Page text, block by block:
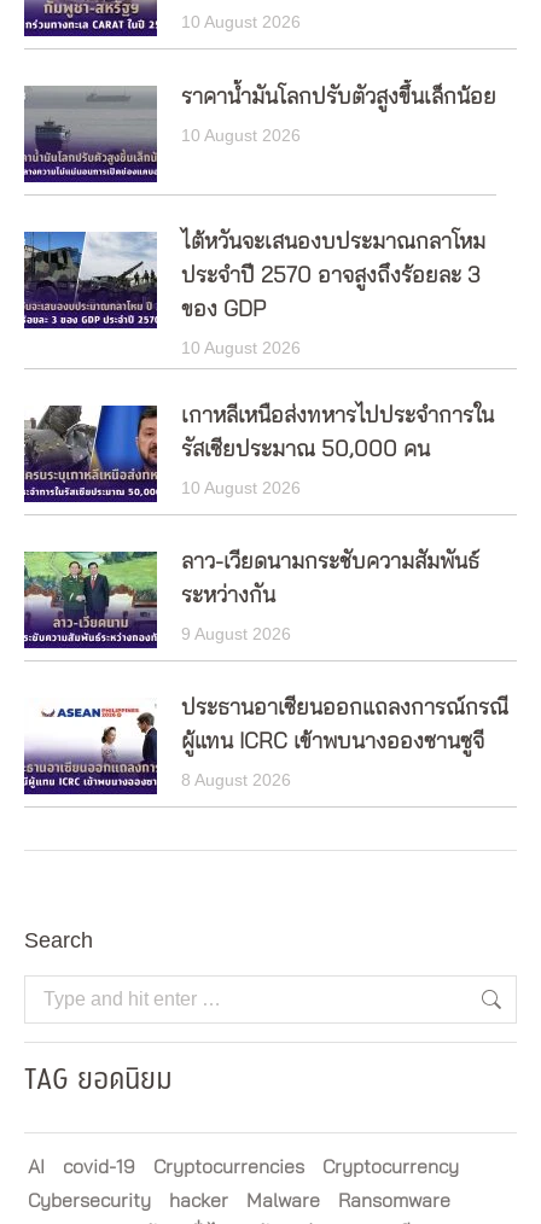
10 August 2026
ราคาน้ำมันโลกปรับตัวสูงขึ้นเล็กน้อย
10 August 2026
ไต้หวันจะเสนองบประมาณกลาโหม
ประจำปี 2570 อาจสูงถึงร้อยละ 3
ของ GDP
10 August 2026
เกาหลีเหนือส่งทหารไปประจำการใน
รัสเซียประมาณ 50,000 คน
10 August 2026
ลาว-เวียดนามกระชับความสัมพันธ์
ระหว่างกัน
9 August 2026
ประธานอาเซียนออกแถลงการณ์กรณี
ผู้แทน ICRC เข้าพบนางอองซานซูจี
8 August 2026
Search
Search:
TAG ยอดนิยม
AI covid-19 Cryptocurrencies
Cryptocurrency
Cybersecurity
hacker Malware
Ransomware